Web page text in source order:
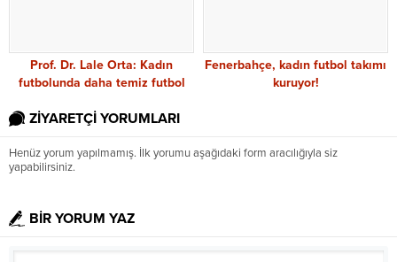
Prof. Dr. Lale Orta: Kadın
futbolunda daha temiz futbol
Fenerbahçe, kadın futbol takımı
kuruyor!
ZİYARETÇİ YORUMLARI
Henüz yorum yapılmamış. İlk yorumu aşağıdaki form aracılığıyla siz
yapabilirsiniz.
BİR YORUM YAZ